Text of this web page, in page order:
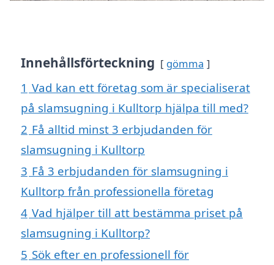
Innehållsförteckning gömma
1 Vad kan ett företag som är specialiserat
på slamsugning i Kulltorp hjälpa till med?
2 Få alltid minst 3 erbjudanden för
slamsugning i Kulltorp
3 Få 3 erbjudanden för slamsugning i
Kulltorp från professionella företag
4 Vad hjälper till att bestämma priset på
slamsugning i Kulltorp?
5 Sök efter en professionell för